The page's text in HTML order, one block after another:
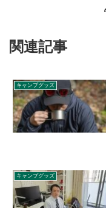
関連記事
キャンプグッズ
キャンプグッズ